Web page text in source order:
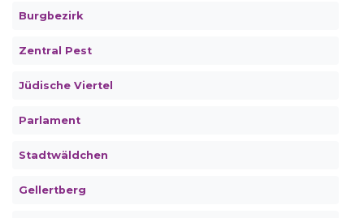
Burgbezirk
Zentral Pest
Jüdische Viertel
Parlament
Stadtwäldchen
Gellertberg